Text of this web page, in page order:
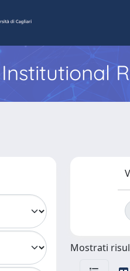
Institutional
Mostrati